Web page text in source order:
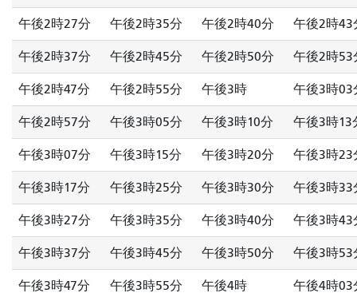
午後2時27分 午後2時35分 午後2時40分 午後2時43
午後2時37分 午後2時45分 午後2時50分 午後2時53
午後2時47分 午後2時55分 午後3時 午後3時03
午後2時57分 午後3時05分 午後3時10分 午後3時13
午後3時07分 午後3時15分 午後3時20分 午後3時23
午後3時17分 午後3時25分 午後3時30分 午後3時33
午後3時27分 午後3時35分 午後3時40分 午後3時43
午後3時37分 午後3時45分 午後3時50分 午後3時53
午後3時47分 午後3時55分 午後4時 午後4時03